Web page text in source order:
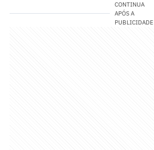
CONTINUA
APÓS A
PUBLICIDADE